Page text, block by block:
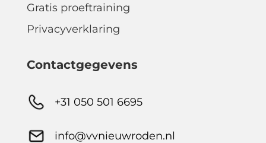
Gratis proeftraining
Privacyverklaring
Contactgegevens
+31 050 501 6695
info@vvnieuwroden.nl